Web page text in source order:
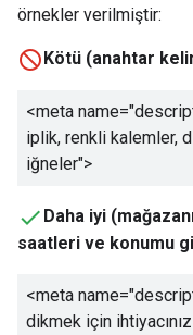
örnekler verilmiştir:
Kötü (anahtar
<meta
iplik, renkli kalemler,
iğneler">
Daha iyi
saatleri ve konumu
<meta
dikmek için